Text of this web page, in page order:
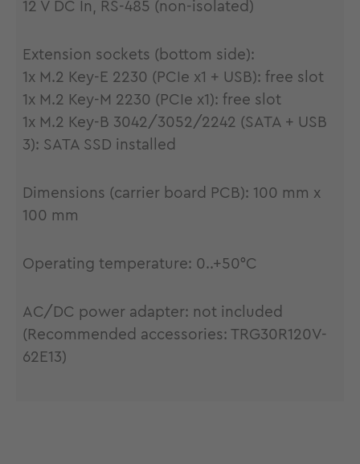
12 V DC In, RS-485 (non-isolated)
Extension sockets (bottom side):
1x M.2 Key-E 2230 (PCIe x1 + USB): free slot
1x M.2 Key-M 2230 (PCIe x1): free slot
1x M.2 Key-B 3042/3052/2242 (SATA + USB
3): SATA SSD installed
Dimensions (carrier board PCB): 100 mm x
100 mm
Operating temperature: 0..+50°C
AC/DC power adapter: not included
(Recommended accessories: TRG30R120V-
62E13)